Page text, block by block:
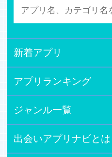
新着アプリ
アプリランキング
ジャンル一覧
出会いアプリナビとは